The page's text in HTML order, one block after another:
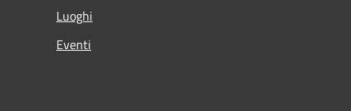
Luoghi
Eventi